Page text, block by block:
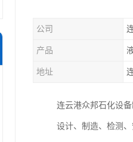
公司
产品
地址
连云港众邦石化设
设计、制造、检测